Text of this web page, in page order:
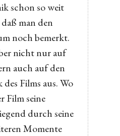
schon so weit
man den
noch bemerkt.
nicht nur auf
auch auf den
Films aus. Wo
Film seine
durch seine
Momente